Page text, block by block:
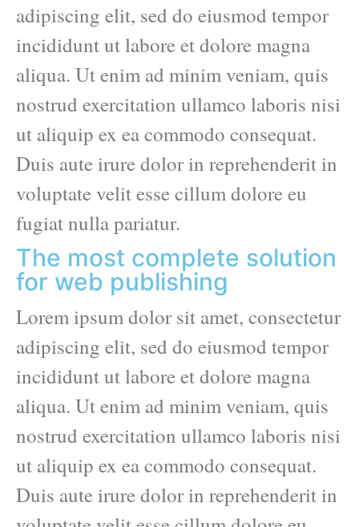
adipiscing elit, sed do eiusmod tempor
incididunt ut labore et dolore magna
aliqua. Ut enim ad minim veniam, quis
nostrud exercitation ullamco laboris nisi
ut aliquip ex ea commodo consequat.
Duis aute irure dolor in reprehenderit in
voluptate velit esse cillum dolore eu
fugiat nulla pariatur.
The most complete solution
for web publishing
Lorem ipsum dolor sit amet, consectetur
adipiscing elit, sed do eiusmod tempor
incididunt ut labore et dolore magna
aliqua. Ut enim ad minim veniam, quis
nostrud exercitation ullamco laboris nisi
ut aliquip ex ea commodo consequat.
Duis aute irure dolor in reprehenderit in